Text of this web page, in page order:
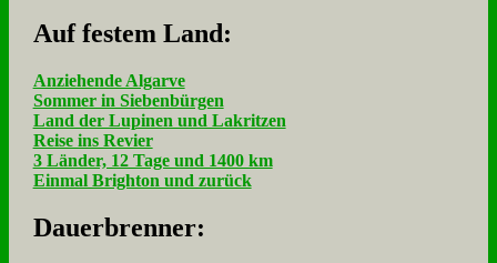
Auf fe­stem Land:
Anziehende Algarve
Sommer in Siebenbürgen
Land der Lupinen und Lakritzen
Reise ins Revier
3 Länder, 12 Tage und 1400 km
Einmal Brighton und zurück
Dau­er­bren­ner: